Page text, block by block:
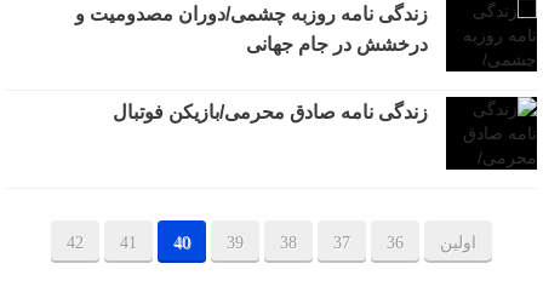
زندگی نامه روزبه چشمی/دوران مصدومیت و
درخشش در جام جهانی
زندگی نامه صادق محرمی/بازیکن فوتبال
اولین 36
37
38
39
40
41
42